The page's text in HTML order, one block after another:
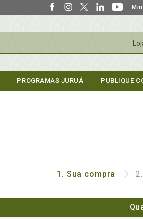
PROGRAMAS JURUÁ PUBLIQUE
1. Sua compra 2.